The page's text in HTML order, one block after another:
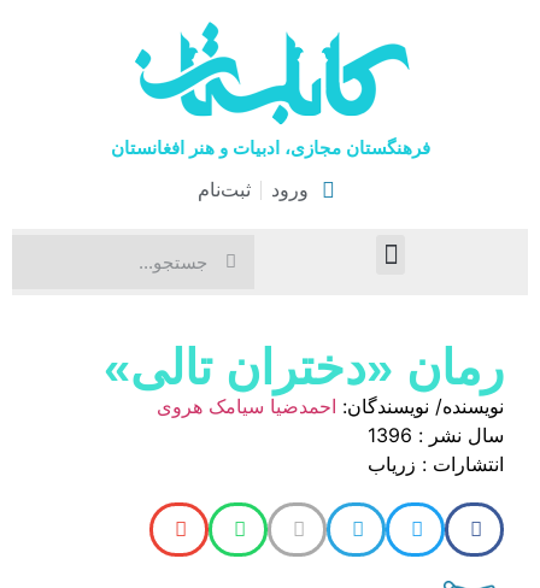
فرهنگستان مجازی، ادبیات و هنر افغانستان
ورود ثبت‌نام
رمان «دختران تالی»
نویسنده/ نویسندگان: احمدضیا سیامک هروی
سال نشر : 1396
انتشارات : زریاب